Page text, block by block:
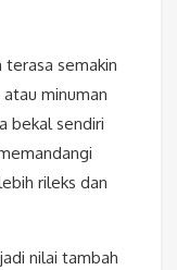
terasa semakin
minuman
bekal sendiri
rileks dan
nilai tambah